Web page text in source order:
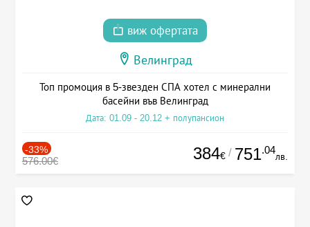
виж офертата
Велинград
Топ промоция в 5-звезден СПА хотел с минерални
басейни във Велинград
Дата: 01.09 - 20.12 + полупансион
-33%
576.00€ 384€ / 751.04
лв.